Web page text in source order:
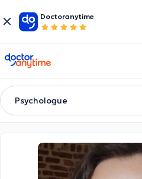
Doctoranytime
doctoranytime
Psychologue